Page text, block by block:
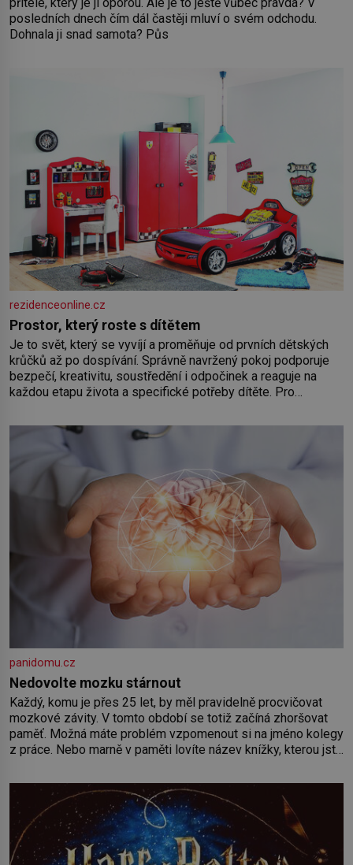
posledních dnech čím dál častěji mluví o svém odchodu.
Dohnala ji snad samota? Půs
rezidenceonline.cz
Prostor, který roste s dítětem
Je to svět, který se vyvíjí a proměňuje od prvních dětských
krůčků až po dospívání. Správně navržený pokoj podporuje
bezpečí, kreativitu, soustředění i odpočinek a reaguje na
každou etapu života a specifické potřeby dítěte. Pro
by pokoj miminka měl působit především klidně a útulně.
Předškolní věk je
panidomu.cz
Nedovolte mozku stárnout
Každý, komu je přes 25 let, by měl pravidelně procvičovat
mozkové závity. V tomto období se totiž začíná zhoršovat
paměť. Možná máte problém vzpomenout si na jméno kolegy
z práce. Nebo marně v paměti lovíte název knížky, kterou jste
paměť rozhodla stávkovat. Cvičte